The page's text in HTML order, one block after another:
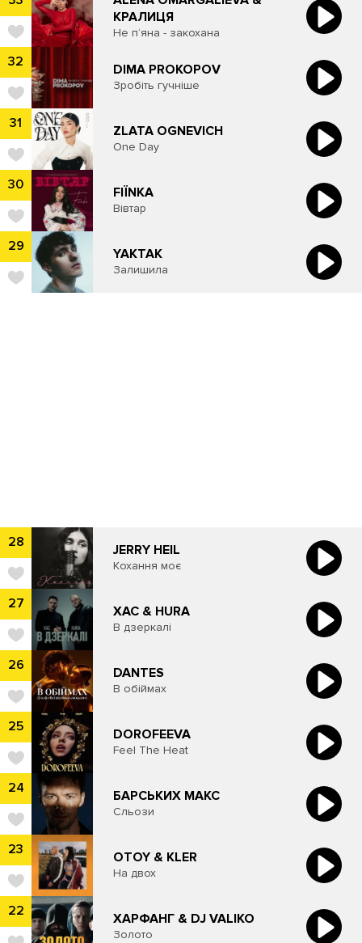
КРАЛИЦЯ
Не п‘яна - закохана
32 ​DIMA PROKOPOV
Зробіть гучніше
31 ZLATA OGNEVICH
One Day
30 FIЇNKA
Вівтар
29 YAKTAK
Залишила
28 JERRY HEIL
Кохання моє
27 ХАС & HURA
В дзеркалі
26 DANTES
В обіймах
25 DOROFEEVA
Feel The Heat
24 БАРСЬКИХ МАКС
Сльози
23 OTOY & KLER
На двох
22 ХАРФАНГ & DJ VALIKO
Золото